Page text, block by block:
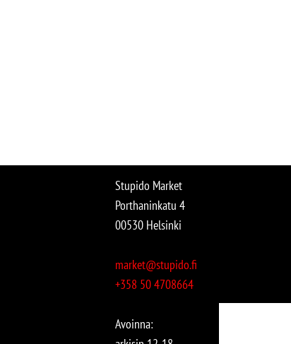
Stupido Market
Porthaninkatu 4
00530 Helsinki
market@stupido.fi
+358 50 4708664
Avoinna: